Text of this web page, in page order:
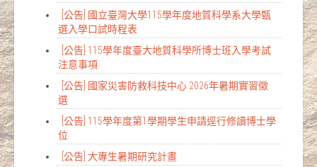
[公告] 國立臺灣大學115學年度地質科學系大學甄
選入學口試時程表
[公告] 115學年度臺大地質科學所博士班入學考試
注意事項
[公告] 國家災害防救科技中心 2026年暑期實習徵
選
[公告] 115學年度第1學期學生申請逕行修讀博士學
位
[公告] 大專生暑期研究計畫